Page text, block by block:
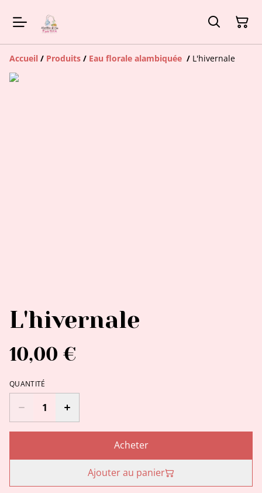
Accueil / Produits / Eau florale alambiquée / L'hivernale
L'hivernale
10,00 €
QUANTITÉ
Acheter
Ajouter au panier